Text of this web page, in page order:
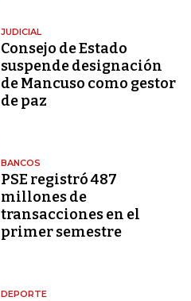
JUDICIAL
Consejo de Estado
suspende designación
de Mancuso como gestor
de paz
BANCOS
PSE registró 487
millones de
transacciones en el
primer semestre
DEPORTE